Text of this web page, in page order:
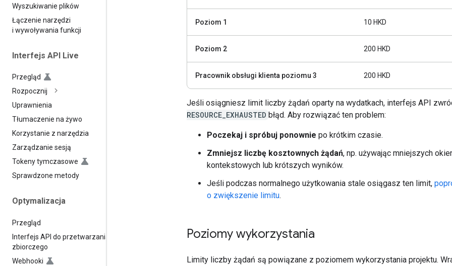
Wyszukiwanie plików
Łączenie narzędzi
i wywoływania funkcji
Interfejs API Live
Przegląd
Rozpocznij
Uprawnienia
Tłumaczenie na żywo
Korzystanie z narzędzia
Zarządzanie sesją
Tokeny tymczasowe
Sprawdzone metody
Optymalizacja
Przegląd
Interfejs API do przetwarzania
zbiorczego
Webhooki
Poziom 1 10 HKD
Poziom 2 200 HKD
Pracownik obsługi klienta poziomu 3 200 HKD
Jeśli osiągniesz limit liczby żądań oparty na wydatkach, interfejs API
RESOURCE_EXHAUSTED błąd. Aby rozwiązać ten problem:
Poczekaj i spróbuj ponownie po krótkim czasie.
Zmniejsz liczbę kosztownych żądań, np. używając mniejszych
kontekstowych lub krótszych wyników.
Jeśli podczas normalnego użytkowania stale osiągasz ten limit,
o zwiększenie limitu.
Poziomy wykorzystania
Limity liczby żądań są powiązane z poziomem wykorzystania projektu.